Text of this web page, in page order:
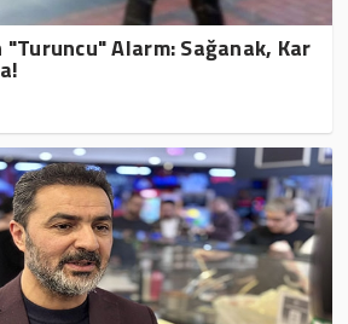
Alarm: Sağanak, Kar